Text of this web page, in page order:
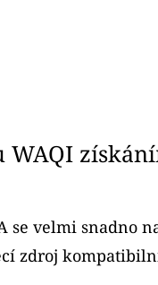
WAQI
velmi snadno
zdroj